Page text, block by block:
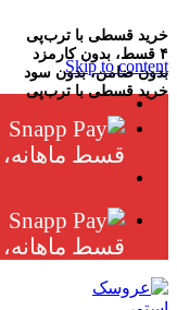
خرید قسطی با ترب‌پی
۴ قسط، بدون کارمزد
بدون ضامن، بدون سود
خرید قسطی با ترب‌پی
Skip to content
قسط
قسط